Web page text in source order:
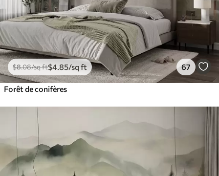
$8.08/sq ft$4 .85/sq ft 67
Forêt de conifères